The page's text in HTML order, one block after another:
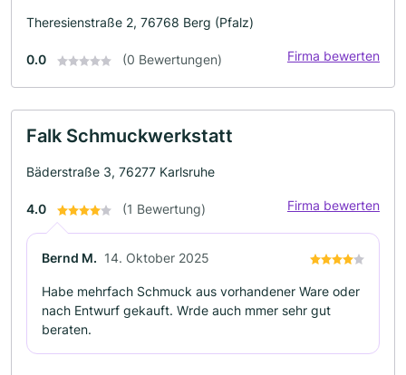
Theresienstraße 2, 76768 Berg (Pfalz)
0.0 (0 Bewertungen) Firma bewerten
Falk Schmuckwerkstatt
Bäderstraße 3, 76277 Karlsruhe
4.0 (1 Bewertung) Firma bewerten
Bernd M. 14. Oktober 2025
Habe mehrfach Schmuck aus vorhandener Ware oder
nach Entwurf gekauft. Wrde auch mmer sehr gut
beraten.